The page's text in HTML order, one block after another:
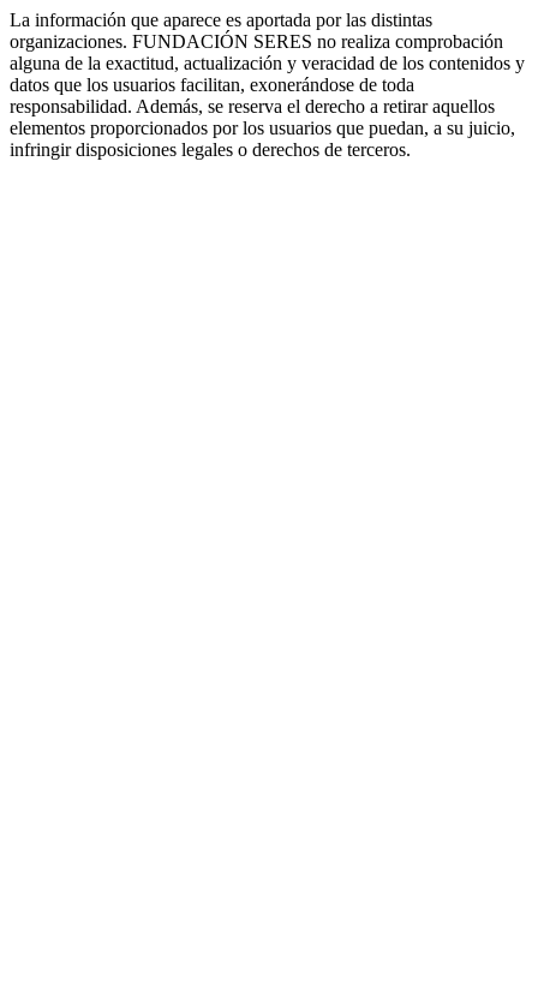
La información que aparece es aportada por las distintas
organizaciones. FUNDACIÓN SERES no realiza comprobación
alguna de la exactitud, actualización y veracidad de los contenidos y
datos que los usuarios facilitan, exonerándose de toda
responsabilidad. Además, se reserva el derecho a retirar aquellos
elementos proporcionados por los usuarios que puedan, a su juicio,
infringir disposiciones legales o derechos de terceros.